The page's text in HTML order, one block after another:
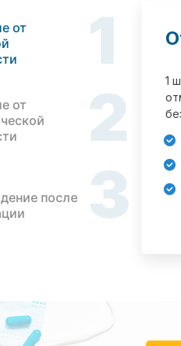
от
1
от
2
после
3
1